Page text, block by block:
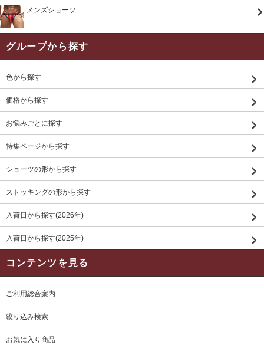
メンズショーツ
グループから探す
色から探す
価格から探す
お悩みごとに探す
特集ページから探す
ショーツの形から探す
ストッキングの形から探す
入荷日から探す(2026年)
入荷日から探す(2025年)
コンテンツを見る
ご利用総合案内
絞り込み検索
お気に入り商品